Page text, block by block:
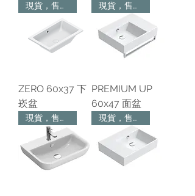
現貨，售完為止
ZERO 60x37 下
崁盆
現貨，售完為止
PREMIUM UP
60x47 面盆
現貨，售完為止 現貨，售完為止